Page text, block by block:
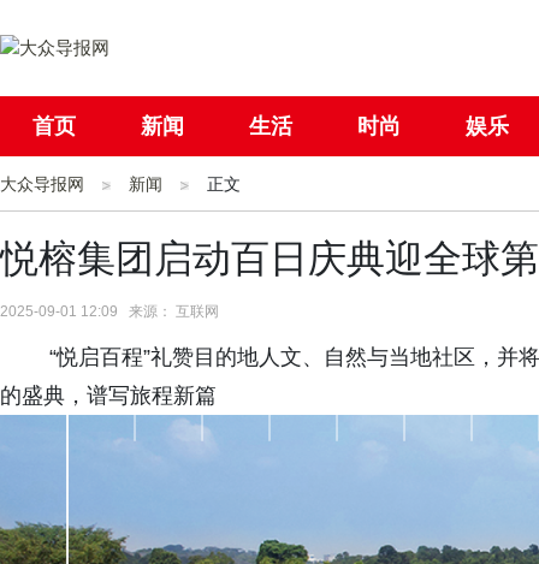
首页 新闻 生活 时尚 娱乐
社会 国际
大众导报网 新闻 正文
悦榕集团启动百日庆典迎全球
2025-09-01 12:09 来源： 互联网
“悦启百程”礼赞目的地人文、自然与当地社区，并
的盛典，谱写旅程新篇